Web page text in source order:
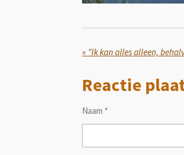
« "Ik kan alles alleen,
Reactie
Naam *